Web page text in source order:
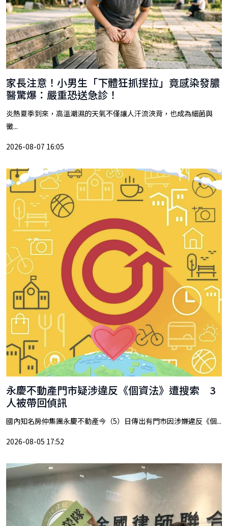
家長注意！小男生「下體狂抓捏拉」竟感染發膿
醫驚爆：嚴重恐送急診！
炎熱夏季到來，高溫潮濕的天氣不僅讓人汗流浹背，也成為細菌與
黴...
2026-08-07 16:05
永慶不動產門市疑涉違反《個資法》遭搜索 3
人被帶回偵訊
國內知名房仲集團永慶不動產今（5）日傳出有門市因涉嫌違反《個...
2026-08-05 17:52